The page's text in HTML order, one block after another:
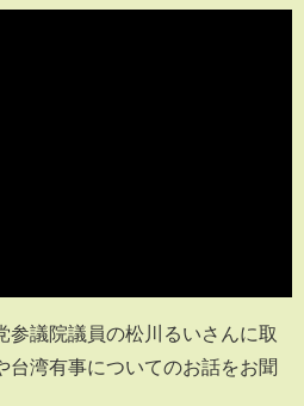
参議院議員の松川るいさんに取
台湾有事についてのお話をお聞